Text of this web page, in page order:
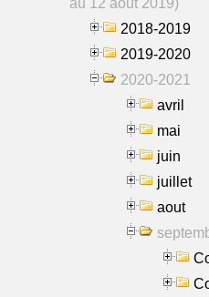
2018-2019
2019-2020
2020-2021
avril
mai
juin
juillet
aout